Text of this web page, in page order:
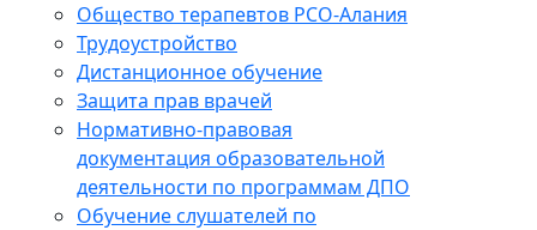
Общество терапевтов РСО-Алания
Трудоустройство
Дистанционное обучение
Защита прав врачей
Нормативно-правовая
документация образовательной
деятельности по программам ДПО
Обучение слушателей по